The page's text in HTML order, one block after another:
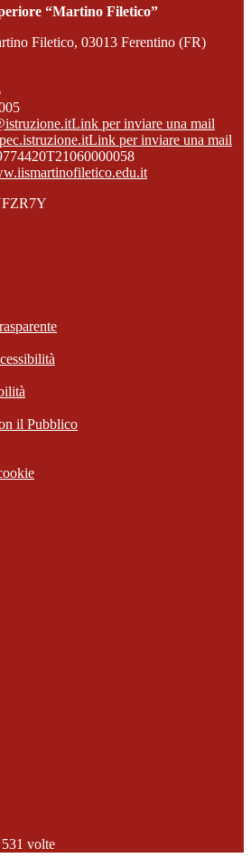
“Martino Filetico”
Filetico, 03013 Ferentino (FR)
Link per inviare una mail
Link per inviare una mail
il Pubblico
volte